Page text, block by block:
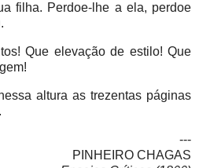
filha. Perdoe-lhe a ela, perdoe
Que elevação de estilo! Que
altura as trezentas páginas
---
PINHEIRO CHAGAS